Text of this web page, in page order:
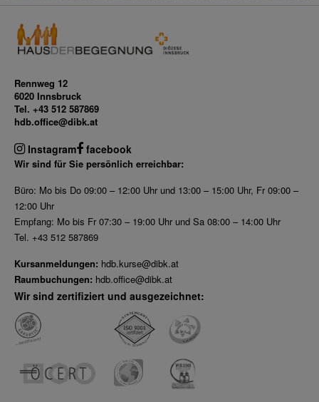
Rennweg 12
6020 Innsbruck
Tel. +43 512 587869
hdb.office@dibk.at
Instagram facebook
Wir sind für Sie persönlich erreichbar:
Büro: Mo bis Do 09:00 – 12:00 Uhr und 13:00 – 15:00 Uhr, Fr 09:00 –
12:00 Uhr
Empfang: Mo bis Fr 07:30 – 19:00 Uhr und Sa 08:00 – 14:00 Uhr
Tel. +43 512 587869
Kursanmeldungen: hdb.kurse@dibk.at
Raumbuchungen: hdb.office@dibk.at
Wir sind zertifiziert und ausgezeichnet: